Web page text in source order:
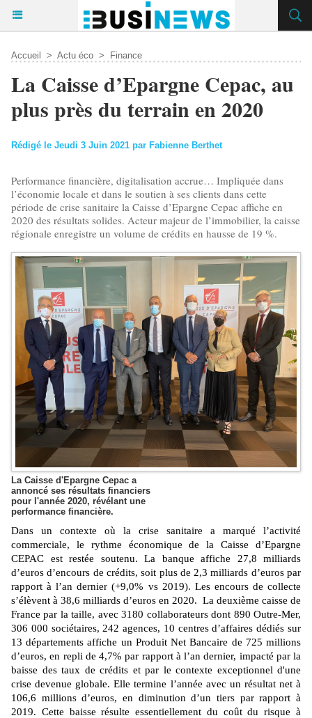
Accueil > Actu éco > Finance
La Caisse d’Epargne Cepac, au
plus près du terrain en 2020
Rédigé le Jeudi 3 Juin 2021 par Fabienne Berthet
Performance financière, digitalisation accrue… Impliquée dans
l’économie locale et dans le soutien à ses clients dans cette
période de crise sanitaire la Caisse d’Epargne Cepac affiche en
2020 des résultats solides. Acteur majeur de l’immobilier, la caisse
régionale enregistre un volume de crédits en hausse de 19 %.
La Caisse d'Epargne Cepac a
annoncé ses résultats financiers
pour l'année 2020, révélant une
performance financière.
Dans un contexte où la crise sanitaire a marqué l’activité
commerciale, le rythme économique de la Caisse d’Epargne
CEPAC est restée soutenu. La banque affiche 27,8 milliards
d’euros d’encours de crédits, soit plus de 2,3 milliards d’euros par
rapport à l’an dernier (+9,0% vs 2019). Les encours de collecte
s’élèvent à 38,6 milliards d’euros en 2020. La deuxième caisse de
France par la taille, avec 3180 collaborateurs dont 890 Outre-Mer,
306 000 sociétaires, 242 agences, 10 centres d’affaires dédiés sur
13 départements affiche un Produit Net Bancaire de 725 millions
d’euros, en repli de 4,7% par rapport à l’an dernier, impacté par la
baisse des taux de crédits et par le contexte exceptionnel d'une
crise devenue globale. Elle termine l’année avec un résultat net à
106,6 millions d’euros, en diminution d’un tiers par rapport à
2019. Cette baisse résulte essentiellement du coût du risque à